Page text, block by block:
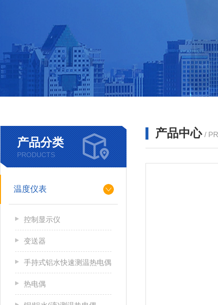
产品分类
PRODUCTS
温度仪表
控制显示仪
变送器
手持式铝水快速测温热电偶
热电偶
产品中心 /